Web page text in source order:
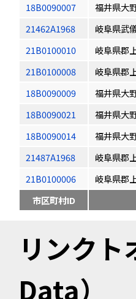
18B0090007
福井県大
21462A1968
岐阜県武
21B0100010
岐阜県郡
21B0100008
岐阜県郡
18B0090009
福井県大
18B0090021
福井県大
18B0090014
福井県大
21487A1968
岐阜県郡
21B0100006
岐阜県郡
市区町村ID
リンク
Data）